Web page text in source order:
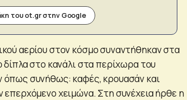
του ot.gr στην Google
αερίου στον κόσμο συναντήθηκαν στα
δίπλα στο κανάλι στα περίχωρα του
συνήθως: καφές, κρουασάν και
χειμώνα. Στη συνέχεια ήρθε η